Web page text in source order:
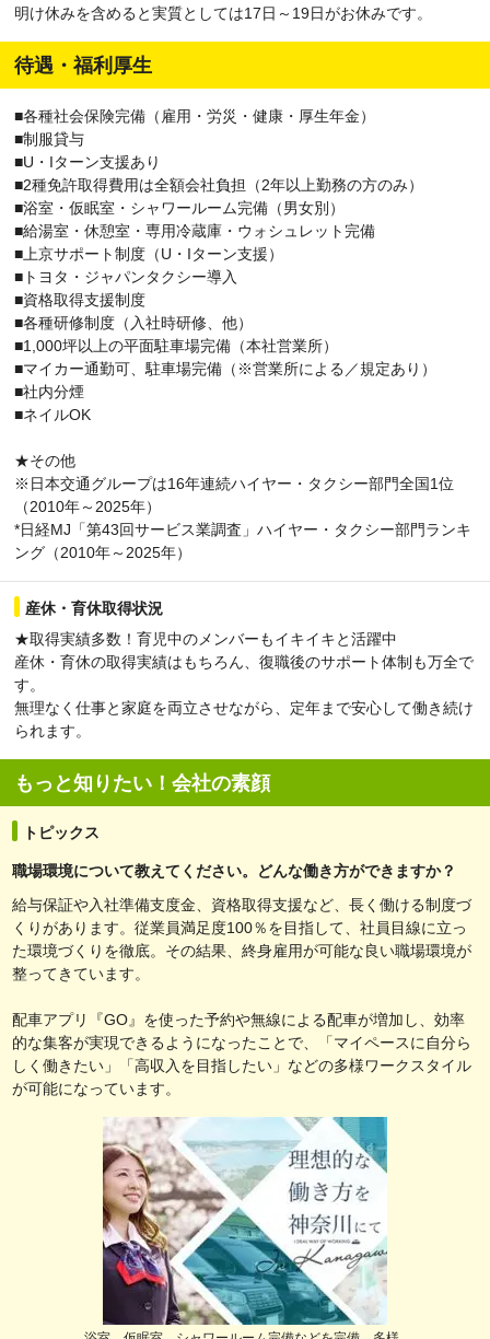
明け休みを含めると実質としては17日～19日がお休みです。
待遇・福利厚生
■各種社会保険完備（雇用・労災・健康・厚生年金）
■制服貸与
■U・Iターン支援あり
■2種免許取得費用は全額会社負担（2年以上勤務の方のみ）
■浴室・仮眠室・シャワールーム完備（男女別）
■給湯室・休憩室・専用冷蔵庫・ウォシュレット完備
■上京サポート制度（U・Iターン支援）
■トヨタ・ジャパンタクシー導入
■資格取得支援制度
■各種研修制度（入社時研修、他）
■1,000坪以上の平面駐車場完備（本社営業所）
■マイカー通勤可、駐車場完備（※営業所による／規定あり）
■社内分煙
■ネイルOK
★その他
※日本交通グループは16年連続ハイヤー・タクシー部門全国1位
（2010年～2025年）
*日経MJ「第43回サービス業調査」ハイヤー・タクシー部門ランキ
ング（2010年～2025年）
産休・育休取得状況
★取得実績多数！育児中のメンバーもイキイキと活躍中
産休・育休の取得実績はもちろん、復職後のサポート体制も万全で
す。
無理なく仕事と家庭を両立させながら、定年まで安心して働き続け
られます。
もっと知りたい！会社の素顔
トピックス
職場環境について教えてください。どんな働き方ができますか？
給与保証や入社準備支度金、資格取得支援など、長く働ける制度づ
くりがあります。従業員満足度100％を目指して、社員目線に立っ
た環境づくりを徹底。その結果、終身雇用が可能な良い職場環境が
整ってきています。
配車アプリ『GO』を使った予約や無線による配車が増加し、効率
的な集客が実現できるようになったことで、「マイペースに自分ら
しく働きたい」「高収入を目指したい」などの多様ワークスタイル
が可能になっています。